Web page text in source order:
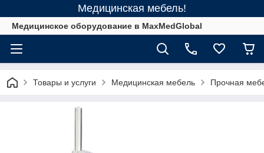
Медицинская мебель!
Медицинское оборудование в MaxMedGlobal
Товары и услуги Медицинская мебель Прочная